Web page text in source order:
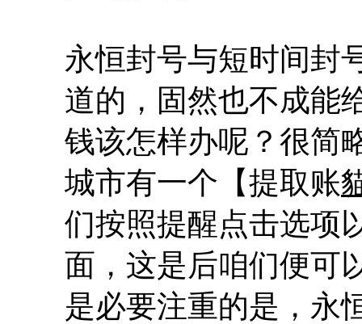
永恒封号与短时间封
道的，固然也不成能
钱该怎样办呢？很简
城市有一个【提取账
们按照提醒点击选项
面，这是后咱们便可
是必要注重的是，永